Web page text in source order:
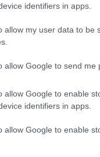
identifiers in apps.
allow my user data to be
allow Google to send me
allow Google to enable
identifiers in apps.
allow Google to enable
των
Νόμου
καθώς και
–
Δημόσιο,
κ.ά.